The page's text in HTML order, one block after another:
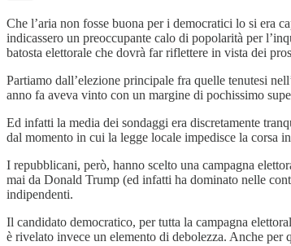
Che l’aria non fosse buona per i democratici lo si era
indicassero un preoccupante calo di popolarità per
batosta elettorale che dovrà far riflettere in vista dei
Partiamo dall’elezione principale fra quelle tenutesi
anno fa aveva vinto con un margine di pochissimo
Ed infatti la media dei sondaggi era discretamente
dal momento in cui la legge locale impedisce la corsa
I repubblicani, però, hanno scelto una campagna
mai da Donald Trump (ed infatti ha dominato nelle
indipendenti.
Il candidato democratico, per tutta la campagna
è rivelato invece un elemento di debolezza. Anche per